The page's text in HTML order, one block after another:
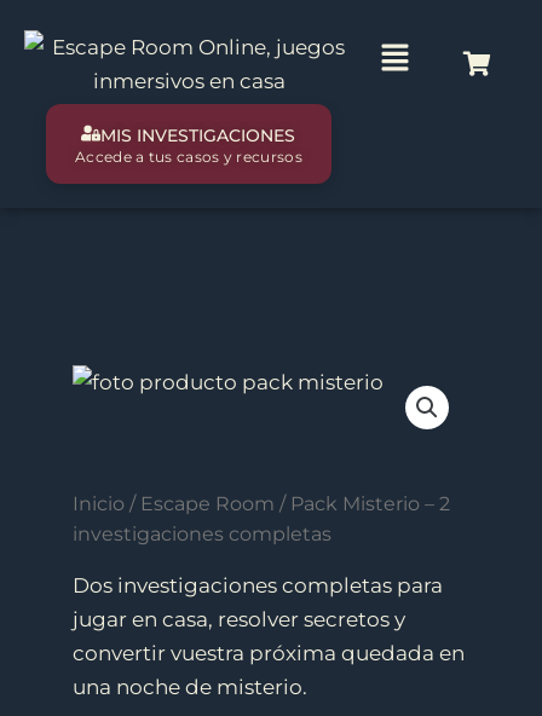
contenido
Main
MIS INVESTIGACIONES
Accede a tus casos y recursos
Inicio / Escape Room / Pack Misterio – 2
investigaciones completas
Dos investigaciones completas para
jugar en casa, resolver secretos y
convertir vuestra próxima quedada en
una noche de misterio.